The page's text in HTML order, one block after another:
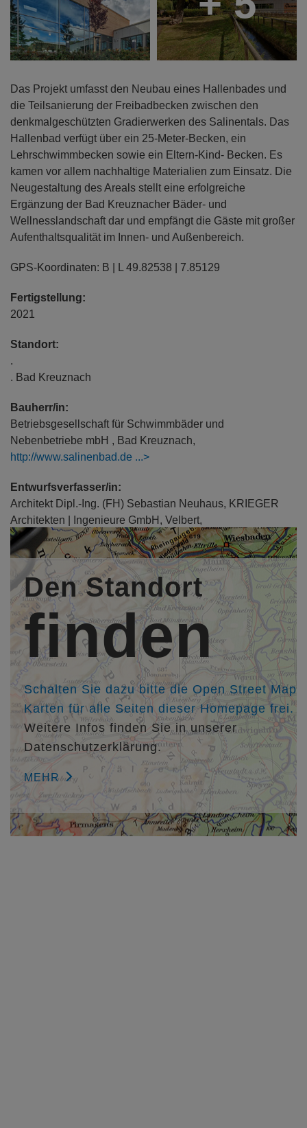
Das Projekt umfasst den Neubau eines Hallenbades und
die Teilsanierung der Freibadbecken zwischen den
denkmalgeschützten Gradierwerken des Salinentals. Das
Hallenbad verfügt über ein 25-Meter-Becken, ein
Lehrschwimmbecken sowie ein Eltern-Kind- Becken. Es
kamen vor allem nachhaltige Materialien zum Einsatz. Die
Neugestaltung des Areals stellt eine erfolgreiche
Ergänzung der Bad Kreuznacher Bäder- und
Wellnesslandschaft dar und empfängt die Gäste mit großer
Aufenthaltsqualität im Innen- und Außenbereich.
GPS-Koordinaten: B | L 49.82538 | 7.85129
Fertigstellung:
2021
Standort:
.
. Bad Kreuznach
Bauherr/in:
Betriebsgesellschaft für Schwimmbäder und
Nebenbetriebe mbH , Bad Kreuznach,
http://www.salinenbad.de
Entwurfsverfasser/in:
Architekt Dipl.-Ing. (FH) Sebastian Neuhaus, KRIEGER
Architekten | Ingenieure GmbH, Velbert,
http://www.architekt-krieger.de
Mitarbeiter/in:
M.A. Marianne Stichnoth
M.A. Miriam Möller-Boldt
Kollegen/in:
Landschaftsarchitekt Dipl.-Ing. Andreas Schröder,
SCHRÖDER Landschaftsarchitekten & Ingenieure , Essen,
http://www.schroeder-landschaftsarchitektur.de
Den Standort
finden
Schalten Sie dazu bitte die Open Street Map
Karten für alle Seiten dieser Homepage frei.
Weitere Infos finden Sie in unserer
Datenschutzerklärung.
MEHR